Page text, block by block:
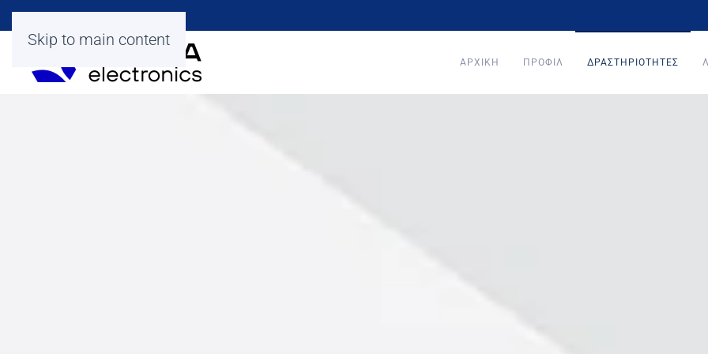
Skip to main content
ΑΡΧΙΚΉ ΠΡΟΦΙΛ ΔΡΑΣΤΗΡΙΌΤΗΤΕΣ